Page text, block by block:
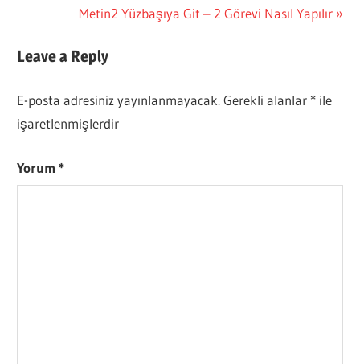
gezinmesi
Next
Metin2 Yüzbaşıya Git – 2 Görevi Nasıl Yapılır
Leave a Reply
E-posta adresiniz yayınlanmayacak. Gerekli alanlar * ile
işaretlenmişlerdir
Yorum*